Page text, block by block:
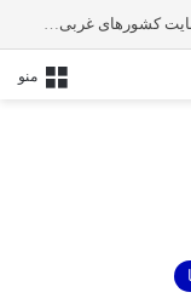
پزشکیان در تماس با نخست‌ وزیر انگلیس: حمایت کشور‌های غربی از رژیم صهیونیستی امنیت منطقه و جهان را به خطر انداخته است
منو